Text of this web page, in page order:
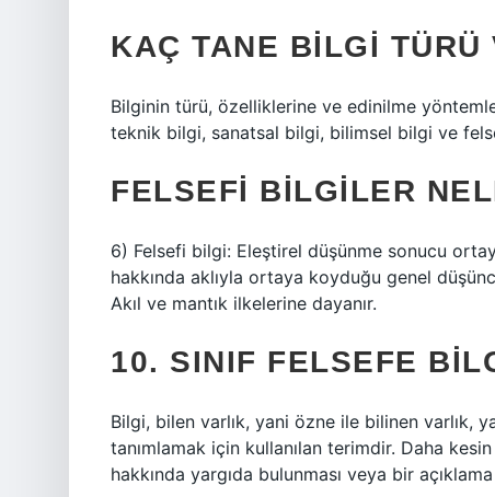
KAÇ TANE BILGI TÜRÜ
Bilginin türü, özelliklerine ve edinilme
teknik bilgi, sanatsal bilgi, bilimsel bilgi ve
FELSEFI BILGILER
6) Felsefi bilgi: Eleştirel düşünme sonucu
hakkında aklıyla ortaya koyduğu genel
Akıl ve mantık ilkelerine dayanır.
10. SINIF FELSEFE
Bilgi, bilen varlık, yani özne ile bilinen varlık,
tanımlamak için kullanılan terimdir. Daha
hakkında yargıda bulunması veya bir